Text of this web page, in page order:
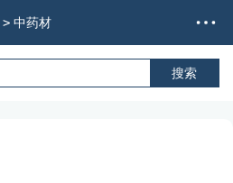
> 中药材